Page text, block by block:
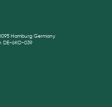
Hamburg Germany
DE-öKO-039